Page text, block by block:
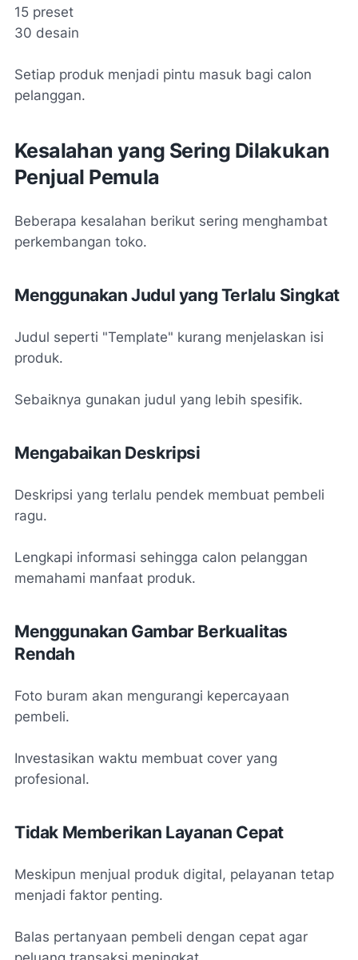
15 preset
30 desain
Setiap produk menjadi pintu masuk bagi calon
pelanggan.
Kesalahan yang Sering Dilakukan
Penjual Pemula
Beberapa kesalahan berikut sering menghambat
perkembangan toko.
Menggunakan Judul yang Terlalu Singkat
Judul seperti "Template" kurang menjelaskan isi
produk.
Sebaiknya gunakan judul yang lebih spesifik.
Mengabaikan Deskripsi
Deskripsi yang terlalu pendek membuat pembeli
ragu.
Lengkapi informasi sehingga calon pelanggan
memahami manfaat produk.
Menggunakan Gambar Berkualitas
Rendah
Foto buram akan mengurangi kepercayaan
pembeli.
Investasikan waktu membuat cover yang
profesional.
Tidak Memberikan Layanan Cepat
Meskipun menjual produk digital, pelayanan tetap
menjadi faktor penting.
Balas pertanyaan pembeli dengan cepat agar